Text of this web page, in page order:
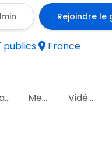
Rejoindre le
publics France
Images Membres Vidéos